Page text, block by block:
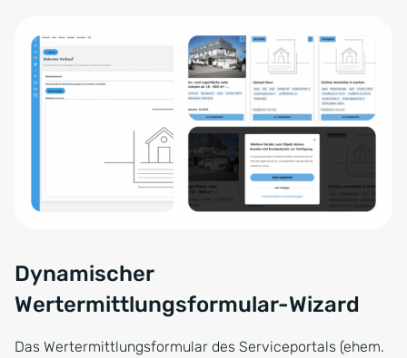
Dynamischer
Wertermittlungsformular-Wizard
Das Wertermittlungsformular des Serviceportals (ehem.